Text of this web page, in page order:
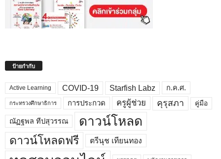
ป้ายกำกับ
Active Learning COVID-19 Starfish Labz ก.ค.ศ.
กระทรวงศึกษาธิการ การประกวด ครูผู้ช่วย คุรุสภา คู่มือ
ณัฏฐพล ทีปสุวรรณ ดาวน์โหลด
ดาวน์โหลดฟรี ตรีนุช เทียนทอง